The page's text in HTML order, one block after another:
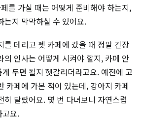
를 가실 때는 어떻게 준비해야 하는지,
는지 막막하실 수 있어요.
를 데리고 펫 카페에 갔을 때 정말 긴장
의 인사는 어떻게 시켜야 할지, 카페 안
두면 될지 헷갈리더라고요. 예전에 고
카페에 가본 적이 있는데, 강아지 카페
히 달랐어요. 몇 번 다녀보니 자연스럽
고요.